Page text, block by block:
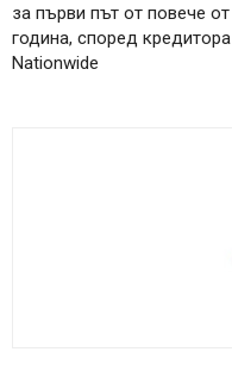
за първи път от повече от
година, според кредитора
Nationwide